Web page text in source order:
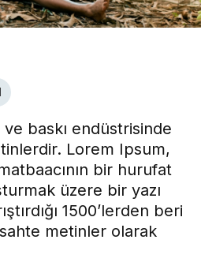
ve baskı endüstrisinde
Lorem Ipsum,
bir hurufat
üzere bir yazı
1500’lerden beri
metinler olarak